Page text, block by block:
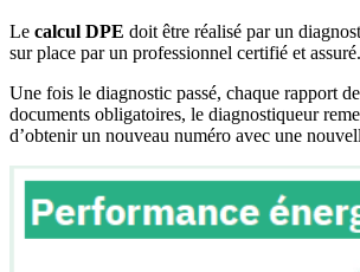
Le calcul DPE doit être réalisé par un
sur place par un professionnel certifié et assuré.
Une fois le diagnostic passé, chaque rapport
documents obligatoires, le diagnostiqueur
d’obtenir un nouveau numéro avec une